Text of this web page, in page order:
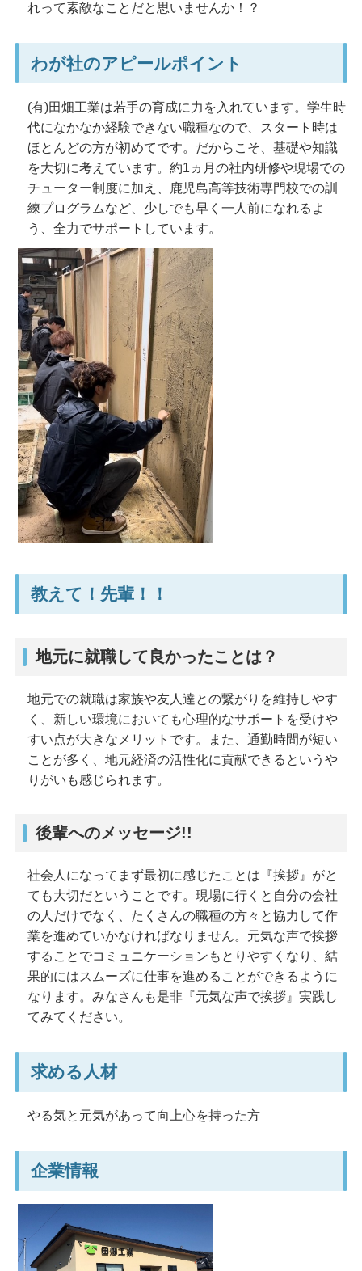
れって素敵なことだと思いませんか！？
わが社のアピールポイント
(有)田畑工業は若手の育成に力を入れています。学生時
代になかなか経験できない職種なので、スタート時は
ほとんどの方が初めてです。だからこそ、基礎や知識
を大切に考えています。約1ヵ月の社内研修や現場での
チューター制度に加え、鹿児島高等技術専門校での訓
練プログラムなど、少しでも早く一人前になれるよ
う、全力でサポートしています。
教えて！先輩！！
地元に就職して良かったことは？
地元での就職は家族や友人達との繋がりを維持しやす
く、新しい環境においても心理的なサポートを受けや
すい点が大きなメリットです。また、通勤時間が短い
ことが多く、地元経済の活性化に貢献できるというや
りがいも感じられます。
後輩へのメッセージ!!
社会人になってまず最初に感じたことは『挨拶』がと
ても大切だということです。現場に行くと自分の会社
の人だけでなく、たくさんの職種の方々と協力して作
業を進めていかなければなりません。元気な声で挨拶
することでコミュニケーションもとりやすくなり、結
果的にはスムーズに仕事を進めることができるように
なります。みなさんも是非『元気な声で挨拶』実践し
てみてください。
求める人材
やる気と元気があって向上心を持った方
企業情報